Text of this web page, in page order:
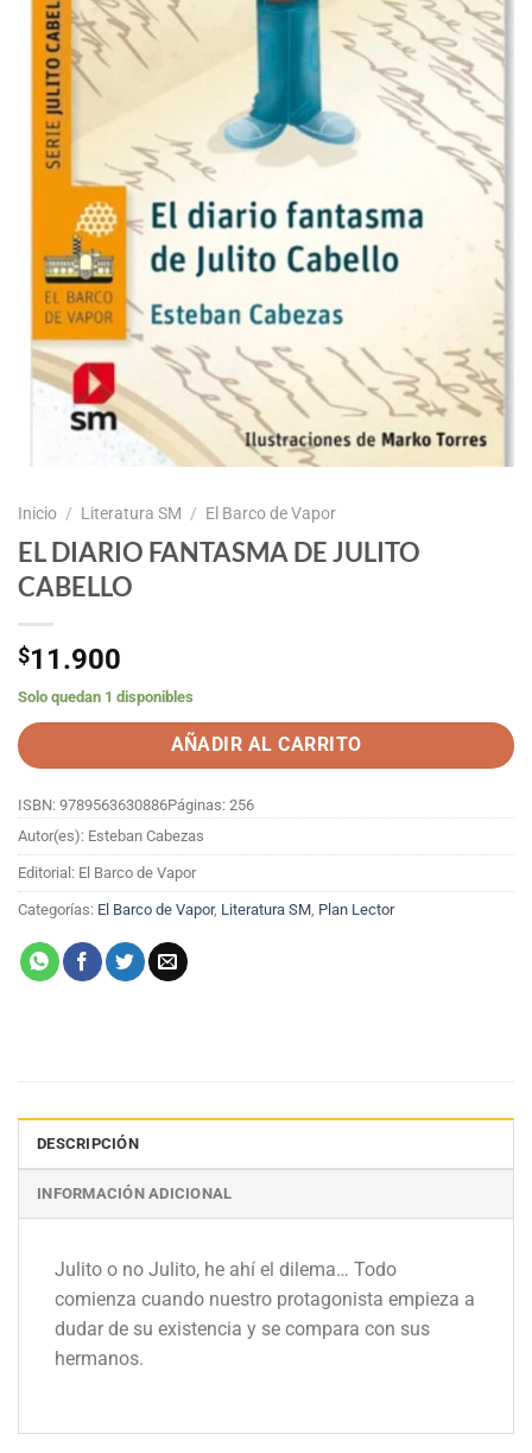
Inicio / Literatura SM / El Barco de Vapor
EL DIARIO FANTASMA DE JULITO
CABELLO
$11.900
Solo quedan 1 disponibles
AÑADIR AL CARRITO
ISBN: 9789563630886Páginas: 256
Autor(es): Esteban Cabezas
Editorial: El Barco de Vapor
Categorías: El Barco de Vapor, Literatura SM Plan Lector
DESCRIPCIÓN
INFORMACIÓN ADICIONAL
Julito o no Julito, he ahí el dilema… Todo
comienza cuando nuestro protagonista empieza a
dudar de su existencia y se compara con sus
hermanos.